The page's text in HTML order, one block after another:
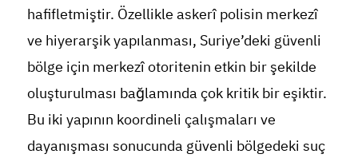
hafifletmiştir. Özellikle askerî polisin merkezî
ve hiyerarşik yapılanması, Suriye’deki güvenli
bölge için merkezî otoritenin etkin bir şekilde
oluşturulması bağlamında çok kritik bir eşiktir.
Bu iki yapının koordineli çalışmaları ve
dayanışması sonucunda güvenli bölgedeki suç